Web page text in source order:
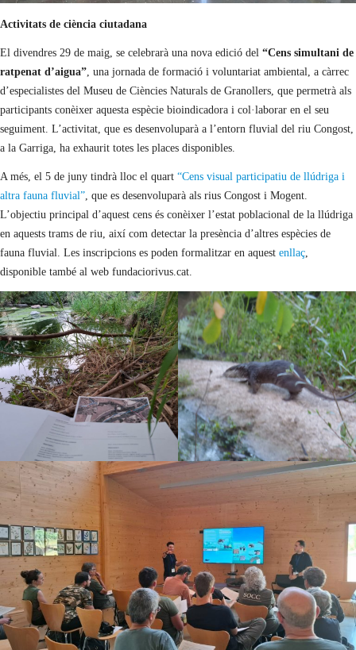
Activitats de ciència ciutadana
El divendres 29 de maig, se celebrarà una nova edició del “Cens simultani de
ratpenat d’aigua”, una jornada de formació i voluntariat ambiental, a càrrec
d’especialistes del Museu de Ciències Naturals de Granollers, que permetrà als
participants conèixer aquesta espècie bioindicadora i col·laborar en el seu
seguiment. L’activitat, que es desenvoluparà a l’entorn fluvial del riu Congost,
a la Garriga, ha exhaurit totes les places disponibles.
A més, el 5 de juny tindrà lloc el quart “Cens visual participatiu de llúdriga i
altra fauna fluvial”, que es desenvoluparà als rius Congost i Mogent.
L’objectiu principal d’aquest cens és conèixer l’estat poblacional de la llúdriga
en aquests trams de riu, així com detectar la presència d’altres espècies de
fauna fluvial. Les inscripcions es poden formalitzar en aquest enllaç,
disponible també al web fundaciorivus.cat.